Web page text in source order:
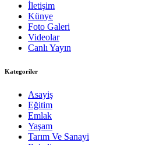
İletişim
Künye
Foto Galeri
Videolar
Canlı Yayın
Kategoriler
Asayiş
Eğitim
Emlak
Yaşam
Tarım Ve Sanayi